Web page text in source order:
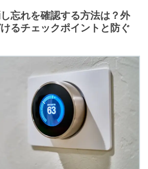
忘れを確認する方法は？外
るチェックポイントと防ぐ